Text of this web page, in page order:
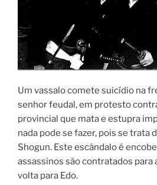
Um vassalo comete suicídio na
senhor feudal, em protesto
provincial que mata e estupra
nada pode se fazer, pois se trata
Shogun. Este escândalo é
assassinos são contratados para
volta para Edo.